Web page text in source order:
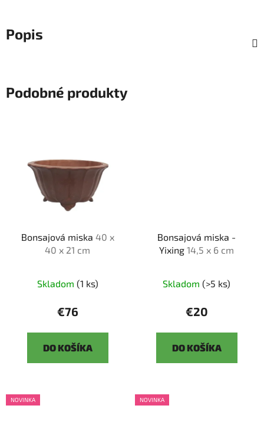
Popis
Podobné produkty
Bonsajová miska 40 x
40 x 21 cm
Skladom (1 ks)
€76
DO KOŠÍKA
Bonsajová miska -
Yixing 14,5 x 6 cm
Skladom (>5 ks)
€20
DO KOŠÍKA
NOVINKA NOVINKA